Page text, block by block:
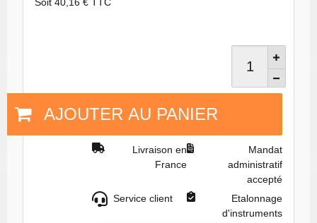
AJOUTER AU PANIER
Livraison en
France
Mandat
administratif
accepté
Service client
Etalonnage
d'instruments